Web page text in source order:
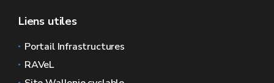
Liens utiles
Portail Infrastructures
RAVeL